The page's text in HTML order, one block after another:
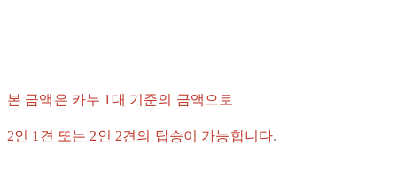
본 금액은 카누 1대 기준의 금액으로
2인 1견 또는 2인 2견의 탑승이 가능합니다.